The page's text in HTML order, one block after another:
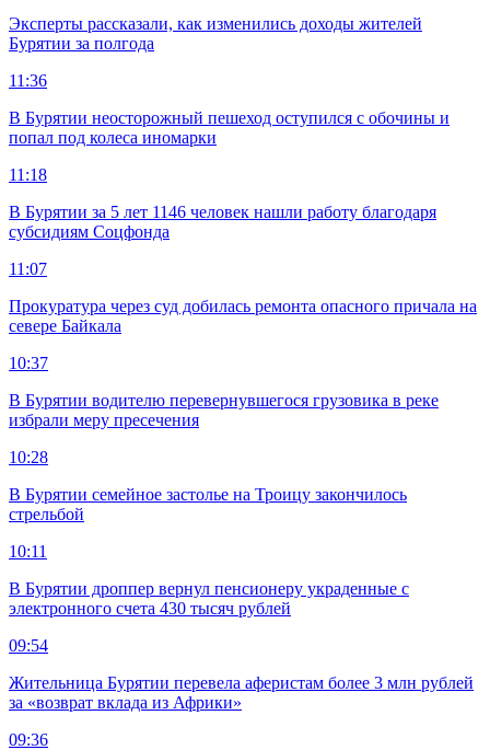
Эксперты рассказали, как изменились доходы жителей
Бурятии за полгода
11:36
В Бурятии неосторожный пешеход оступился с обочины и
попал под колеса иномарки
11:18
В Бурятии за 5 лет 1146 человек нашли работу благодаря
субсидиям Соцфонда
11:07
Прокуратура через суд добилась ремонта опасного причала на
севере Байкала
10:37
В Бурятии водителю перевернувшегося грузовика в реке
избрали меру пресечения
10:28
В Бурятии семейное застолье на Троицу закончилось
стрельбой
10:11
В Бурятии дроппер вернул пенсионеру украденные с
электронного счета 430 тысяч рублей
09:54
Жительница Бурятии перевела аферистам более 3 млн рублей
за «возврат вклада из Африки»
09:36